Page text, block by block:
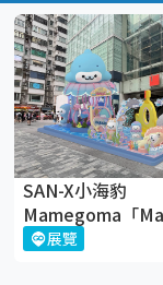
SAN-X小海豹
Mamegoma「
仲夏萌寶奇幻之
展覽